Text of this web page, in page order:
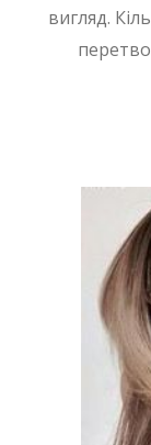
вигляд.